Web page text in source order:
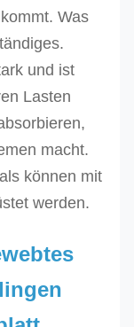
Was
und ist
Lasten
macht.
können mit
werden.